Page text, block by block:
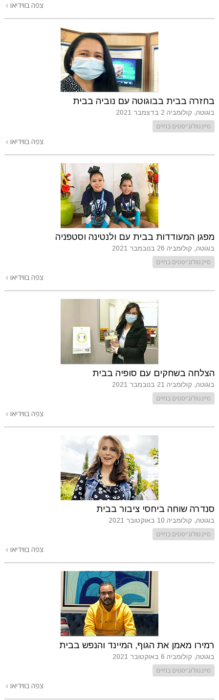
צפה בווידיאו
בחזרה בבית בבוגוטה עם נוביה בבית
בוגוטה, קולומביה 2 בדצמבר 2021
סיינטולוג'יסטים בחיים
צפה בווידיאו
מפגן המעודדות בבית עם ולנטינה וסטפניה
בוגוטה, קולומביה 26 בנובמבר 2021
סיינטולוג'יסטים בחיים
צפה בווידיאו
הצלחה בשחקים עם סופיה בבית
בוגוטה, קולומביה 21 בנובמבר 2021
סיינטולוג'יסטים בחיים
צפה בווידיאו
סנדרה שוחה ביחסי ציבור בבית
בוגוטה, קולומביה 10 באוקטובר 2021
סיינטולוג'יסטים בחיים
צפה בווידיאו
רמירו מאמן את הגוף, המיינד והנפש בבית
בוגוטה, קולומביה 6 באוקטובר 2021
סיינטולוג'יסטים בחיים
צפה בווידיאו